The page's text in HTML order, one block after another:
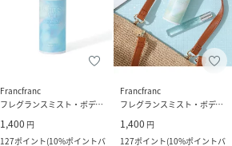
Francfranc
フレグランスミスト・ボディミスト
1,400 円
127ポイント(10%ポイントバ
Francfranc
フレグランスミスト・ボディミスト
1,400 円
127ポイント(10%ポイントバ